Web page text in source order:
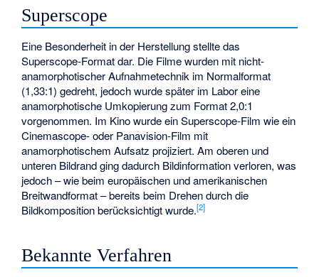
Superscope
Eine Besonderheit in der Herstellung stellte das
Superscope-Format dar. Die Filme wurden mit nicht-
anamorphotischer Aufnahmetechnik im Normalformat
(1,33:1) gedreht, jedoch wurde später im Labor eine
anamorphotische Umkopierung zum Format 2,0:1
vorgenommen. Im Kino wurde ein Superscope-Film wie ein
Cinemascope- oder Panavision-Film mit
anamorphotischem Aufsatz projiziert. Am oberen und
unteren Bildrand ging dadurch Bildinformation verloren, was
jedoch – wie beim europäischen und amerikanischen
Breitwandformat – bereits beim Drehen durch die
Bildkomposition berücksichtigt wurde.[2]
Bekannte Verfahren